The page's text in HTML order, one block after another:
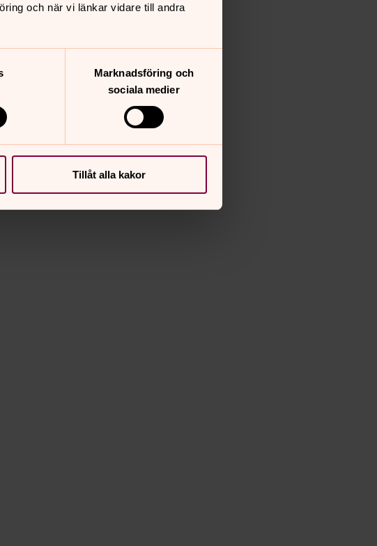
och när vi länkar vidare till andra
Marknadsföring och
sociala medier
Tillåt alla kakor